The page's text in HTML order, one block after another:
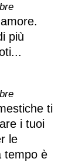
più
ti
i tuoi
le
tempo è